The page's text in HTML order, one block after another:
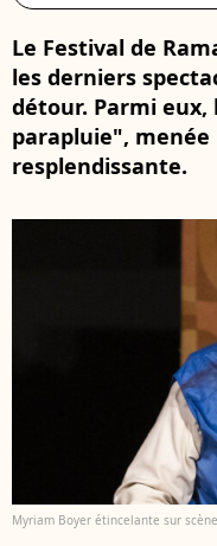
Le Festival de
les derniers
détour. Parmi eux,
parapluie",
resplendissante.
Myriam Boyer étincelante sur